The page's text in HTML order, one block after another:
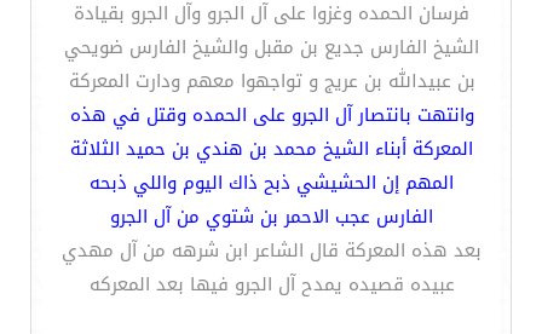
فرسان الحمده وغزوا على آل الجرو وآل الجرو بقيادة
الشيخ الفارس جديع بن مقبل والشيخ الفارس ضويحي
بن عبيدالله بن عريج و تواجهوا معهم ودارت المعركة
وانتهت بانتصار آل الجرو على الحمده وقتل في هذه
المعركة أبناء الشيخ محمد بن هندي بن حميد الثلاثة
المهم إن الحشيشي ذبح ذاك اليوم واللي ذبحه
الفارس عجب الاحمر بن شتوي من آل الجرو
بعد هذه المعركة قال الشاعر ابن شرهه من آل مهدي
عبيده قصيده يمدح آل الجرو فيها بعد المعركه